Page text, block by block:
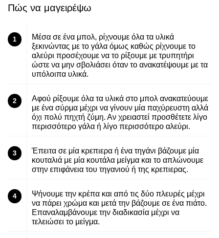
Πώς να μαγειρέψω
1
Μέσα σε ένα μπολ, ρίχνουμε όλα τα υλικά
ξεκινώντας με το γάλα όμως καθώς ρίχνουμε το
αλεύρι προσέχουμε να το ρίξουμε με τρυπητήρι
ώστε να μην σβολιάσει όταν το ανακατέψουμε με τα
υπόλοιπα υλικά.
2
Αφού ρίξουμε όλα τα υλικά στο μπολ ανακατεύουμε
με ένα σύρμα μέχρι να γίνουν μία παχύρευστη αλλά
όχι πολύ πηχτή ζύμη. Αν χρειαστεί προσθέτετε λίγο
περισσότερο γάλα ή λίγο περισσότερο αλεύρι.
3
Έπειτα σε μία κρεπιερα ή ένα τηγάνι βάζουμε μία
κουταλιά με μία κουτάλα μείγμα και το απλώνουμε
στην επιφάνεια του τηγανιού ή της κρεπιερας.
4
Ψήνουμε την κρέπα και από τις δύο πλευρές μέχρι
να πάρει χρώμα και μετά την βάζουμε σε ένα πιάτο.
Επαναλαμβάνουμε την διαδικασία μέχρι να
τελειώσει το μείγμα.